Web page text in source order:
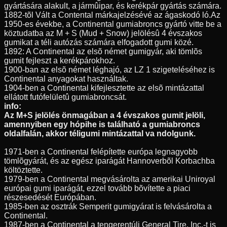
gyártására alakult, a jármûipar, és kerékpár gyártás számára.
1882-tõl Vált a Contental márkajelzésévé az ágaskodó ló.Az
1950-es évekbe, a Continental gumiabroncs gyártó vitte be a
köztudatba az M + S (Mud + Snow) jelölésû 4 évszakos
gumikat a téli autózás számára elfogadott gumi közé.
1892: A Continental az elsõ német gumigyár, aki tömlõs
gumit fejleszt a kerékpárokhoz.
1900-ban az elsõ német léghajó, az LZ 1 szigeteléséhez is
Continental anyagokat használtak.
1904-ben a Continental kifejlesztette az elsõ mintázattal
ellátott futófelületû gumiabroncsát.
info:
Az M+S jelölés önmagában a 4 évszakos gumit jelöli,
amennyiben egy hópihe is található a gumiabroncs
oldalfalán, akkor téligumi mintázattal va ndolgunk.
1971-ben a Continental felépítette európa legnagyobb
tömlõgyárát, és az egész iparágát Hannoverbõl Korbachba
költöztette.
1979-ben a Continental megvásárolta az amerikai Uniroyal
európai gumi iparágát, ezzel tovább bõvítette a piaci
részesedését Európában.
1985-ben az osztrák Semperit gumigyárat is felvásárolta a
Continental.
1987-ben a Continental a tengerentúli General Tire, Inc.-t is